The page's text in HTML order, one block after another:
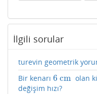
İlgili sorular
turevin geometrik
Bir kenarı 6 cm
6 cm olan
değişim hızı?